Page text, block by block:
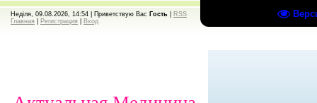
Неділя, 09.08.2026, 14:54 | Приветствую Вас Гость
RSS
Главная
Регистрация Вход